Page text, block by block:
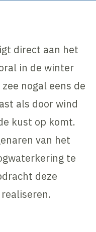
direct aan het
in de winter
nogal eens de
als door wind
kust op komt.
van het
te
deze